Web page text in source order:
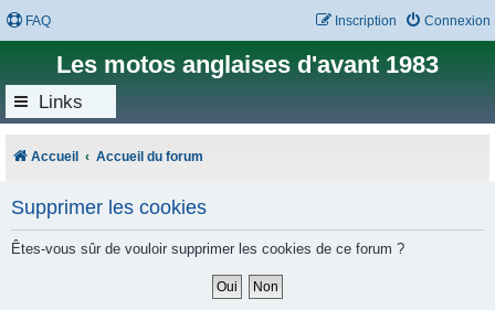
FAQ Connexion
Inscription
Les motos anglaises d'avant 1983
Links
Accueil Accueil du forum
Supprimer les cookies
Êtes-vous sûr de vouloir supprimer les cookies de ce forum ?